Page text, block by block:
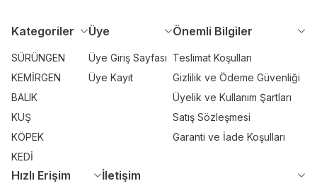
Kategoriler
SÜRÜNGEN
KEMİRGEN
BALIK
KUŞ
KÖPEK
KEDİ
Üye
Üye Giriş Sayfası
Üye Kayıt
Önemli Bilgiler
Teslimat Koşulları
Gizlilik ve Ödeme Güvenliği
Üyelik ve Kullanım Şartları
Satış Sözleşmesi
Garanti ve İade Koşulları
Hızlı Erişim İletişim